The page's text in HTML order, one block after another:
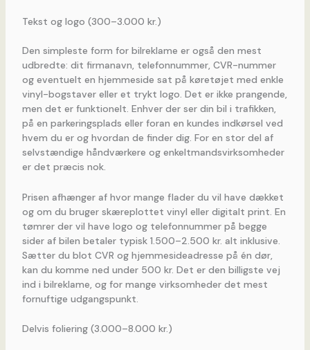
Tekst og logo (300–3.000 kr.)
Den simpleste form for bilreklame er også den mest
udbredte: dit firmanavn, telefonnummer, CVR-nummer
og eventuelt en hjemmeside sat på køretøjet med enkle
vinyl-bogstaver eller et trykt logo. Det er ikke prangende,
men det er funktionelt. Enhver der ser din bil i trafikken,
på en parkeringsplads eller foran en kundes indkørsel ved
hvem du er og hvordan de finder dig. For en stor del af
selvstændige håndværkere og enkeltmandsvirksomheder
er det præcis nok.
Prisen afhænger af hvor mange flader du vil have dækket
og om du bruger skæreplottet vinyl eller digitalt print. En
tømrer der vil have logo og telefonnummer på begge
sider af bilen betaler typisk 1.500–2.500 kr. alt inklusive.
Sætter du blot CVR og hjemmesideadresse på én dør,
kan du komme ned under 500 kr. Det er den billigste vej
ind i bilreklame, og for mange virksomheder det mest
fornuftige udgangspunkt.
Delvis foliering (3.000–8.000 kr.)